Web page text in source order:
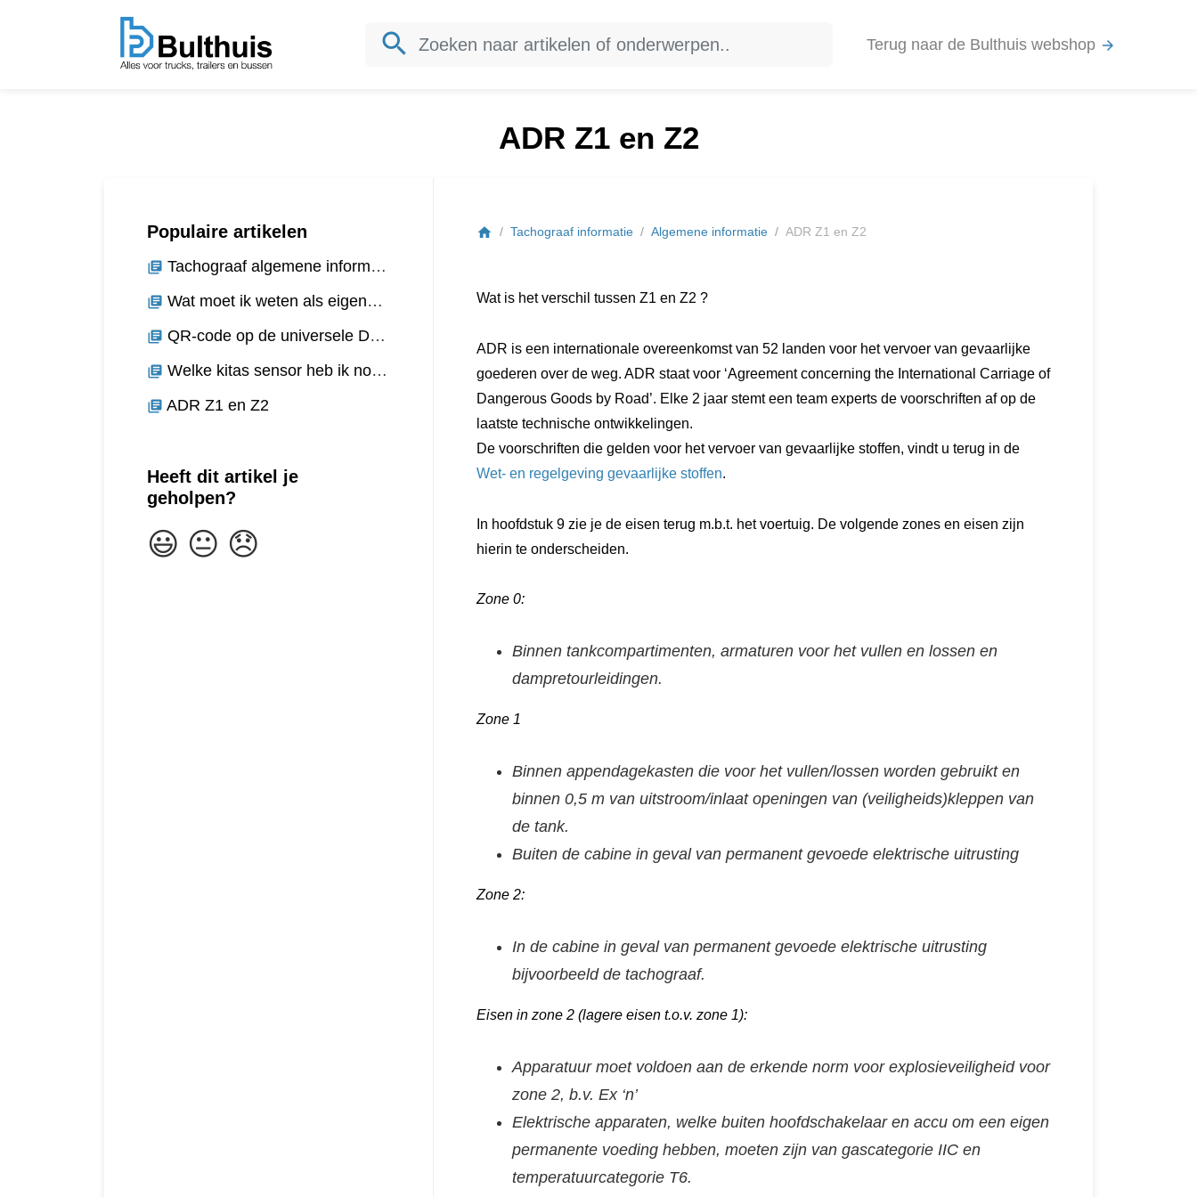
search Terug naar de Bulthuis webshop arrow_forward
ADR Z1 en Z2
Populaire artikelen
library_books Tachograaf algemene informatie
library_books Wat moet ik weten als eigenaar vrachtwagen(s) / chauffeur?
library_books QR-code op de universele DTCO 4.1
library_books Welke kitas sensor heb ik nodig?
library_books ADR Z1 en Z2
Heeft dit artikel je
geholpen?
😃 😐 😞
home Tachograaf informatie Algemene informatie ADR Z1 en Z2
Wat is het verschil tussen Z1 en Z2 ?
ADR is een internationale overeenkomst van 52 landen voor het vervoer van gevaarlijke
goederen over de weg. ADR staat voor ‘Agreement concerning the International Carriage of
Dangerous Goods by Road’. Elke 2 jaar stemt een team experts de voorschriften af op de
laatste technische ontwikkelingen.
De voorschriften die gelden voor het vervoer van gevaarlijke stoffen, vindt u terug in de
Wet- en regelgeving gevaarlijke stoffen.
In hoofdstuk 9 zie je de eisen terug m.b.t. het voertuig. De volgende zones en eisen zijn
hierin te onderscheiden.
Zone 0:
Binnen tankcompartimenten, armaturen voor het vullen en lossen en
dampretourleidingen.
Zone 1
Binnen appendagekasten die voor het vullen/lossen worden gebruikt en
binnen 0,5 m van uitstroom/inlaat openingen van (veiligheids)kleppen van
de tank.
Buiten de cabine in geval van permanent gevoede elektrische uitrusting‎
Zone 2:
In de cabine in geval van permanent gevoede elektrische uitrusting
bijvoorbeeld de tachograaf.
Eisen in zone 2 (lagere eisen t.o.v. zone 1):
Apparatuur moet voldoen aan de erkende norm voor explosieveiligheid voor
zone 2, b.v. Ex ‘n’
Elektrische apparaten, welke buiten hoofdschakelaar en accu om een eigen
permanente voeding hebben, moeten zijn van gascategorie IIC en
temperatuurcategorie T6.